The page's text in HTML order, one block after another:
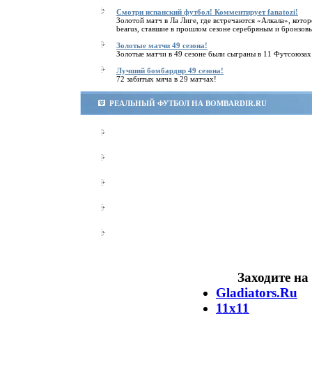
Смотри испанский футбол! Комментирует fanatozi!
Золотой матч в Ла Лиге, где встречаются «Алкала»,
bearus, ставшие в прошлом сезоне серебряным и
Золотые матчи 49 сезона!
Золотые матчи в 49 сезоне были сыграны в 11
Лучший бомбардир 49 сезона!
72 забитых мяча в 29 матчах!
РЕАЛЬНЫЙ ФУТБОЛ НА BOMBARDIR.RU
Заходите
Gladiators.Ru
11х11